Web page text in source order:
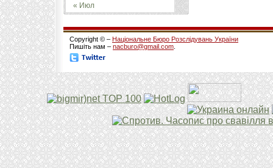
« Июл
Copyright © – Національне Бюро Розслідувань України
Пишіть нам – nacburo@gmail.com